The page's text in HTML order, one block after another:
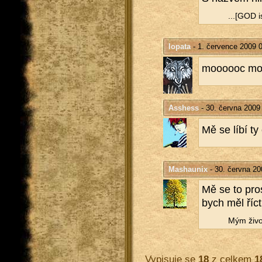
...[GOD
lopata- 1. července 2009
mo­o­o­o­oc
Asshess- 30. června 2009
Mě se líbí ty
Mashaunix- 30. června
Mě se to
bych měl
Mým
Vypisuje se 18z celkem